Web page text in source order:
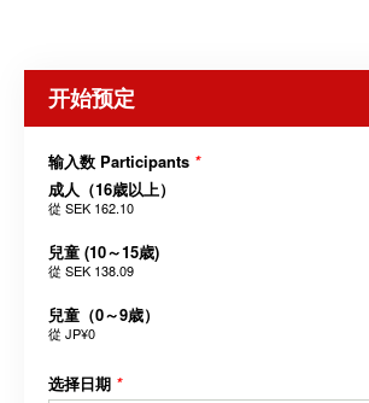
开始预定
输入数 Participants *
成人（16歳以上）
從 SEK 162.10
兒童 (10～15歳)
從 SEK 138.09
兒童（0～9歳）
從 JP¥0
选择日期 *